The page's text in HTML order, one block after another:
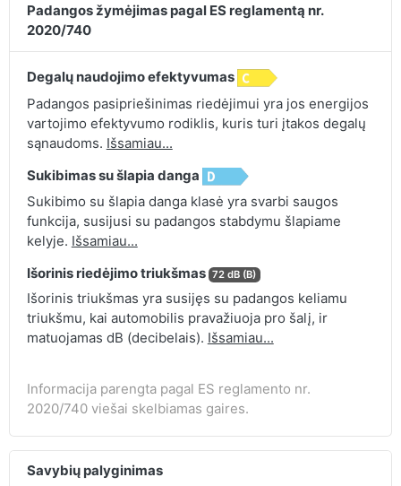
Padangos žymėjimas pagal ES reglamentą nr.
2020/740
Degalų naudojimo efektyvumas
Padangos pasipriešinimas riedėjimui yra jos energijos
vartojimo efektyvumo rodiklis, kuris turi įtakos degalų
sąnaudoms. Išsamiau...
Sukibimas su šlapia danga
Sukibimo su šlapia danga klasė yra svarbi saugos
funkcija, susijusi su padangos stabdymu šlapiame
kelyje. Išsamiau...
Išorinis riedėjimo triukšmas 72 dB (B)
Išorinis triukšmas yra susijęs su padangos keliamu
triukšmu, kai automobilis pravažiuoja pro šalį, ir
matuojamas dB (decibelais). Išsamiau...
Informacija parengta pagal ES reglamento nr.
2020/740 viešai skelbiamas gaires.
Savybių palyginimas